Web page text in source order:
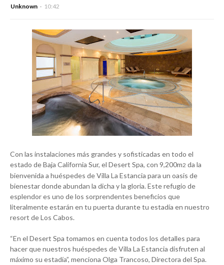
Unknown 10:42
Con las instalaciones más grandes y sofisticadas en todo el
estado de Baja California Sur, el Desert Spa, con 9,200m2 da la
bienvenida a huéspedes de Villa La Estancia para un oasis de
bienestar donde abundan la dicha y la gloria. Este refugio de
esplendor es uno de los sorprendentes beneficios que
literalmente estarán en tu puerta durante tu estadía en nuestro
resort de Los Cabos.
“En el Desert Spa tomamos en cuenta todos los detalles para
hacer que nuestros huéspedes de Villa La Estancia disfruten al
máximo su estadía”, menciona Olga Trancoso, Directora del Spa.